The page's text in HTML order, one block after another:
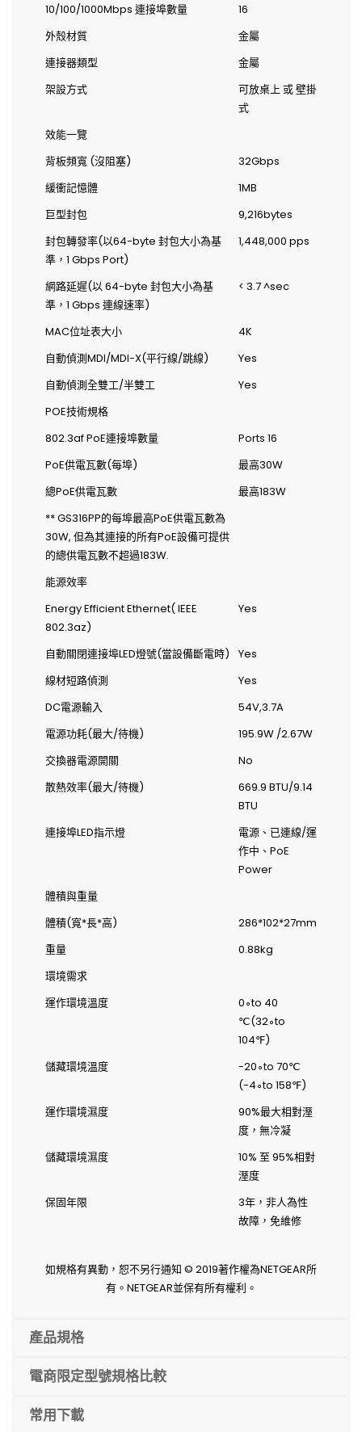
10/100/1000Mbps 連接埠數量
16
外殼材質
金屬
連接器類型
金屬
架設方式
可放桌上 或 壁掛
式
效能一覽
背板頻寬 (沒阻塞)
32Gbps
緩衝記憶體
1MB
巨型封包
9,216bytes
封包轉發率(以64-byte 封包大小為基
準，1 Gbps Port)
1,448,000 pps
網路延遲(以 64-byte 封包大小為基
準，1 Gbps 連線速率)
< 3.7 ^sec
MAC位址表大小
4K
自動偵測MDI/MDI-X(平行線/跳線)
Yes
自動偵測全雙工/半雙工
Yes
POE技術規格
802.3af PoE連接埠數量
Ports 16
PoE供電瓦數(每埠)
最高30W
總PoE供電瓦數
最高183W
** GS316PP的每埠最高PoE供電瓦數為
30W, 但為其連接的所有PoE設備可提供
的總供電瓦數不超過183W.
能源效率
Energy Efficient Ethernet( IEEE
802.3az)
Yes
自動關閉連接埠LED燈號(當設備斷電時)
Yes
線材短路偵測
Yes
DC電源輸入
54V,3.7A
電源功耗(最大/待機)
195.9W /2.67W
交換器電源開關
No
散熱效率(最大/待機)
669.9 BTU/9.14
BTU
連接埠LED指示燈
電源、已連線/運
作中、PoE
Power
體積與重量
體積(寬*長*高)
286*102*27mm
重量
0.88kg
環境需求
運作環境溫度
0∘to 40
℃(32∘to
104℉)
儲藏環境溫度
-20∘to 70℃
(-4∘to 158℉)
運作環境濕度
90%最大相對溼
度，無冷凝
儲藏環境濕度
10% 至 95%相對
溼度
保固年限
3年，非人為性
故障，免維修
如規格有異動，恕不另行通知 © 2019著作權為NETGEAR所
有。NETGEAR並保有所有權利。
產品規格
電商限定型號規格比較
常用下載